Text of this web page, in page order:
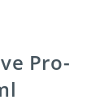
Pro-